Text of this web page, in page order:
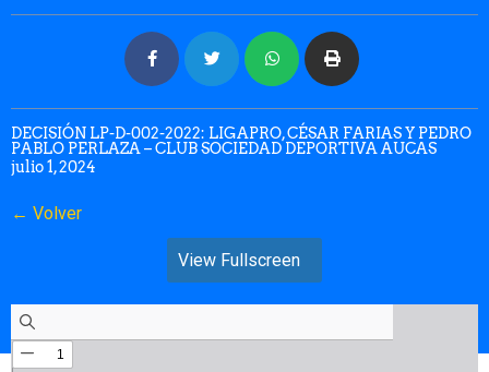
DECISIÓN LP-D-002-2022: LIGAPRO, CÉSAR FARIAS Y PEDRO
PABLO PERLAZA – CLUB SOCIEDAD DEPORTIVA AUCAS
julio 1, 2024
← Volver
View Fullscreen